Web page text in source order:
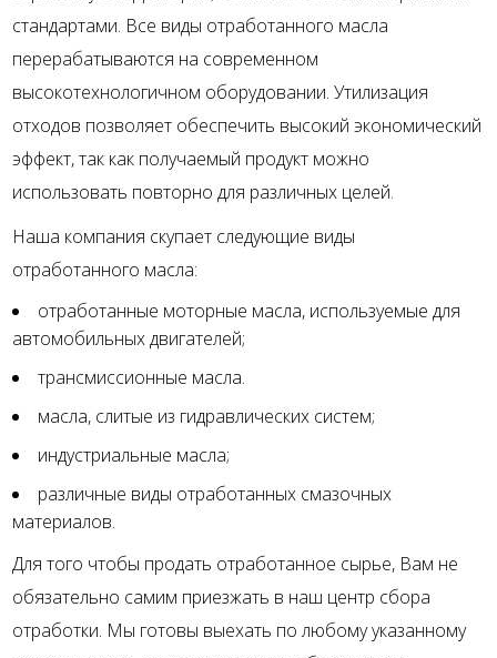
стандартами. Все виды отработанного масла
перерабатываются на современном
высокотехнологичном оборудовании. Утилизация
отходов позволяет обеспечить высокий экономический
эффект, так как получаемый продукт можно
использовать повторно для различных целей.
Наша компания скупает следующие виды
отработанного масла:
отработанные моторные масла, используемые для
автомобильных двигателей;
трансмиссионные масла.
масла, слитые из гидравлических систем;
индустриальные масла;
различные виды отработанных смазочных
материалов.
Для того чтобы продать отработанное сырье, Вам не
обязательно самим приезжать в наш центр сбора
отработки. Мы готовы выехать по любому указанному